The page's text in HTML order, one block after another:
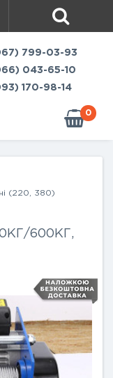
799-03-93
043-65-10
170-98-14
0
(220, 380)
600КГ,